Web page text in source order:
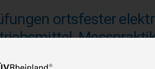
ortsfester
durch sachgemäße Kontrolle nach